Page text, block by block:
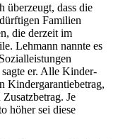
überzeugt, dass die
Familien
die derzeit im
Lehmann nannte es
sagte er. Alle Kinder-
Kindergarantiebetrag,
Je
höher sei diese